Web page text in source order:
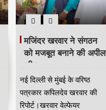
मजिंदर खरवार ने संगठन
को मजबूत बनाने की अपील
की।
नई दिल्ली से मुंबई के वरिष्ठ
पत्रकार कपिलदेव खरवार की
रिपोर्ट।खरवार वेल्फेयर